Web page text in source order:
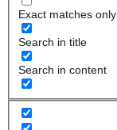
Exact matches only
Search in title
Search in content